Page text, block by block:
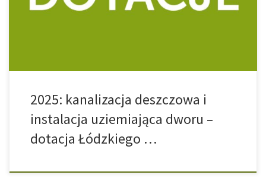
uziemiającej dla zabytkowego dworu w miejscowości Małecz.
2025: kanalizacja deszczowa i
instalacja uziemiająca dworu –
dotacja Łódzkiego …